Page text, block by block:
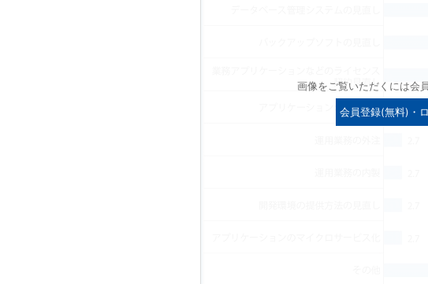
画像をご覧いただくには会
会員登録(無料)・